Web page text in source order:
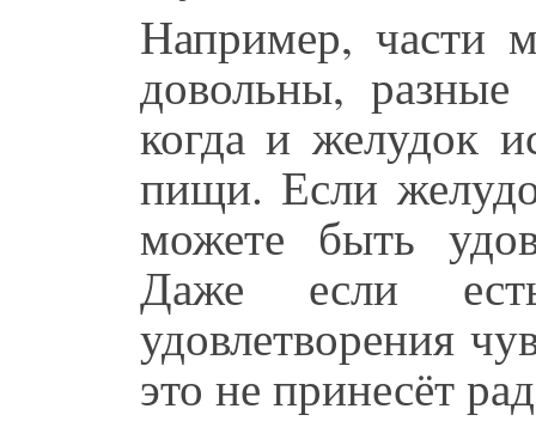
Например, части
довольны,
когда и желудок
пищи. Если
можете быть
Даже если
удовлетворения
это не принесёт